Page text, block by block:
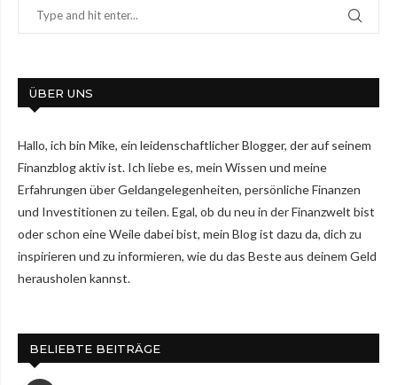
ÜBER UNS
Hallo, ich bin Mike, ein leidenschaftlicher Blogger, der auf seinem
Finanzblog aktiv ist. Ich liebe es, mein Wissen und meine
Erfahrungen über Geldangelegenheiten, persönliche Finanzen
und Investitionen zu teilen. Egal, ob du neu in der Finanzwelt bist
oder schon eine Weile dabei bist, mein Blog ist dazu da, dich zu
inspirieren und zu informieren, wie du das Beste aus deinem Geld
herausholen kannst.
BELIEBTE BEITRÄGE